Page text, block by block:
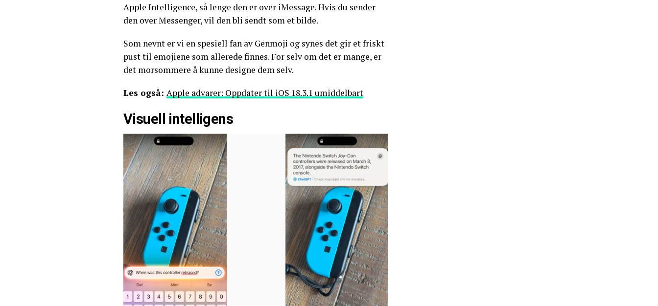
Apple Intelligence, så lenge den er over iMessage. Hvis du sender
den over Messenger, vil den bli sendt som et bilde.
Som nevnt er vi en spesiell fan av Genmoji og synes det gir et friskt
pust til emojiene som allerede finnes. For selv om det er mange, er
det morsommere å kunne designe dem selv.
Les også: Apple advarer: Oppdater til iOS 18.3.1 umiddelbart
Visuell intelligens